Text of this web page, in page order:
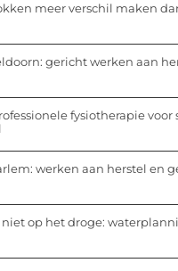
meer verschil maken
gericht werken aan
fysiotherapie voor
werken aan herstel en
niet op het droge: